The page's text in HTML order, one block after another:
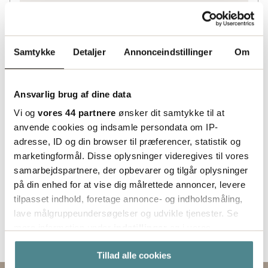
Samtykke Detaljer Annonceindstillinger Om
Ansvarlig brug af dine data
Vi og vores 44 partnere ønsker dit samtykke til at
anvende cookies og indsamle persondata om IP-
adresse, ID og din browser til præferencer, statistik og
marketingformål. Disse oplysninger videregives til vores
samarbejdspartnere, der opbevarer og tilgår oplysninger
på din enhed for at vise dig målrettede annoncer, levere
tilpasset indhold, foretage annonce- og indholdsmåling,
lave målgruppeundersøgelser og udvikle tjenester. Se
persondatapolitik. Du kan altid trække dit samtykke
tilbage eller ændre indstillinger fra vores
Tillad alle cookies
Status
Lagerført